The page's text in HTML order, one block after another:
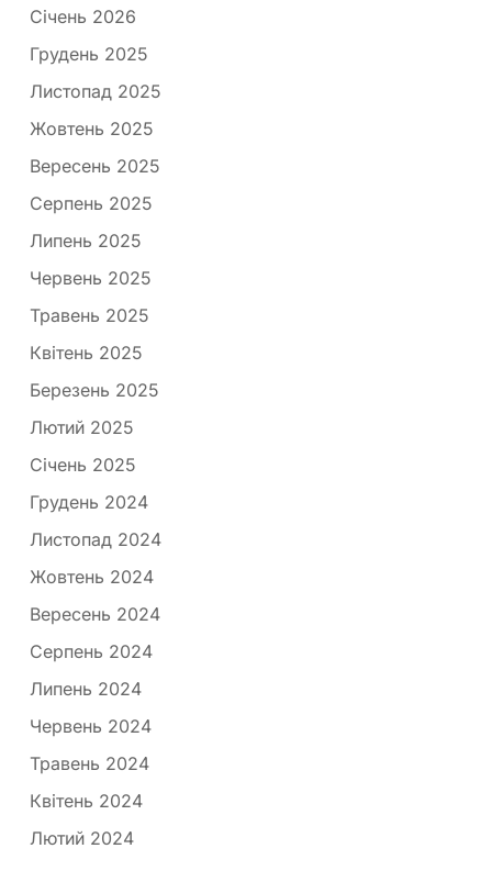
Січень 2026
Грудень 2025
Листопад 2025
Жовтень 2025
Вересень 2025
Серпень 2025
Липень 2025
Червень 2025
Травень 2025
Квітень 2025
Березень 2025
Лютий 2025
Січень 2025
Грудень 2024
Листопад 2024
Жовтень 2024
Вересень 2024
Серпень 2024
Липень 2024
Червень 2024
Травень 2024
Квітень 2024
Лютий 2024